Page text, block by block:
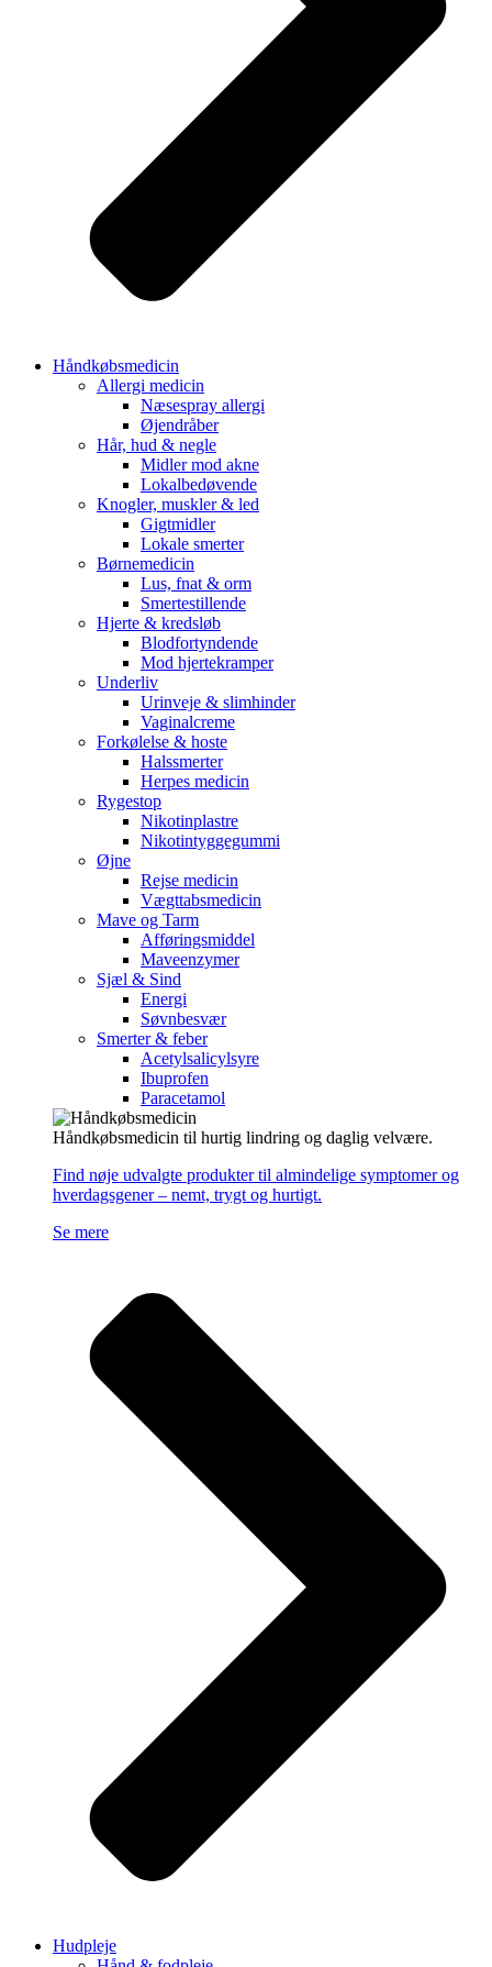
Håndkøbsmedicin
Allergi medicin
Næsespray allergi
Øjendråber
Hår, hud & negle
Midler mod akne
Lokalbedøvende
Knogler, muskler & led
Gigtmidler
Lokale smerter
Børnemedicin
Lus, fnat & orm
Smertestillende
Hjerte & kredsløb
Blodfortyndende
Mod hjertekramper
Underliv
Urinveje & slimhinder
Vaginalcreme
Forkølelse & hoste
Halssmerter
Herpes medicin
Rygestop
Nikotinplastre
Nikotintyggegummi
Øjne
Rejse medicin
Vægttabsmedicin
Mave og Tarm
Afføringsmiddel
Maveenzymer
Sjæl & Sind
Energi
Søvnbesvær
Smerter & feber
Acetylsalicylsyre
Ibuprofen
Paracetamol
Håndkøbsmedicin til hurtig lindring og daglig velvære.
Find nøje udvalgte produkter til almindelige symptomer og
hverdagsgener – nemt, trygt og hurtigt.
Se mere
Hudpleje